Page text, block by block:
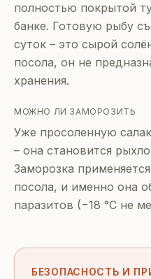
полностью покрытой
банке. Готовую рыбу
суток – это сырой
посола, он не
хранения.
МОЖНО ЛИ ЗАМОРОЗИТЬ
Уже просоленную
– она становится
Заморозка
посола, и именно она
паразитов (−18 °C не
БЕЗОПАСНОСТЬ И